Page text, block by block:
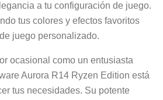
a tu configuración de juego.
tus colores y efectos favoritos
juego personalizado.
ocasional como un entusiasta
Aurora R14 Ryzen Edition está
tus necesidades. Su potente